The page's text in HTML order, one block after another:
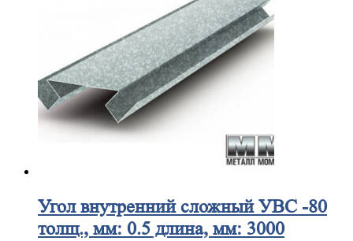
Уголвнутренний сложный УВС -80
толщ., мм: 0.5 длина, мм: 3000